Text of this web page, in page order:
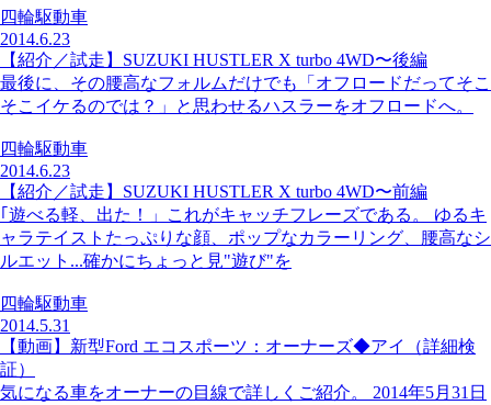
四輪駆動車
2014.6.23
【紹介／試走】SUZUKI HUSTLER X turbo 4WD〜後編
最後に、その腰高なフォルムだけでも「オフロードだってそこ
そこイケるのでは？」と思わせるハスラーをオフロードへ。
四輪駆動車
2014.6.23
【紹介／試走】SUZUKI HUSTLER X turbo 4WD〜前編
｢遊べる軽、出た！」これがキャッチフレーズである。 ゆるキ
ャラテイストたっぷりな顔、ポップなカラーリング、腰高なシ
ルエット...確かにちょっと見"遊び"を
四輪駆動車
2014.5.31
【動画】新型Ford エコスポーツ：オーナーズ◆アイ（詳細検
証）
気になる車をオーナーの目線で詳しくご紹介。 2014年5月31日